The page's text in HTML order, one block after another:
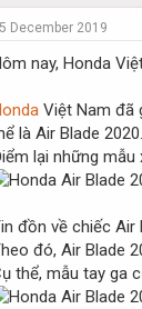
December 2019
nay, Honda
Việt Nam đã
là Air Blade 2020.
lại những mẫu
đồn về chiếc Air
đó, Air Blade
thể, mẫu tay ga